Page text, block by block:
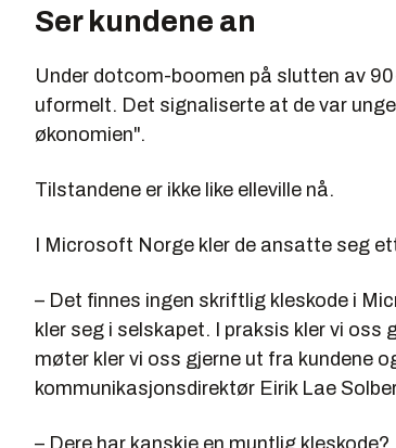
Ser kundene an
Under dotcom-boomen på slutten av
uformelt. Det signaliserte at de var
økonomien".
Tilstandene er ikke like elleville nå.
I Microsoft Norge kler de ansatte seg
– Det finnes ingen skriftlig kleskode i
kler seg i selskapet. I praksis kler vi oss
møter kler vi oss gjerne ut fra kundene
kommunikasjonsdirektør Eirik Lae